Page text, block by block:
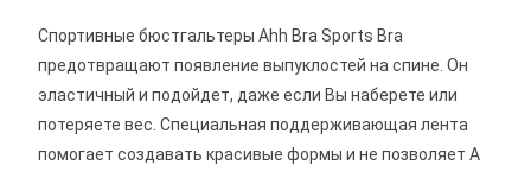
Спортивные бюстгальтеры Ahh Bra Sports Bra
предотвращают появление выпуклостей на спине. Он
эластичный и подойдет, даже если Вы наберете или
потеряете вес. Специальная поддерживающая лента
помогает создавать красивые формы и не позволяет А